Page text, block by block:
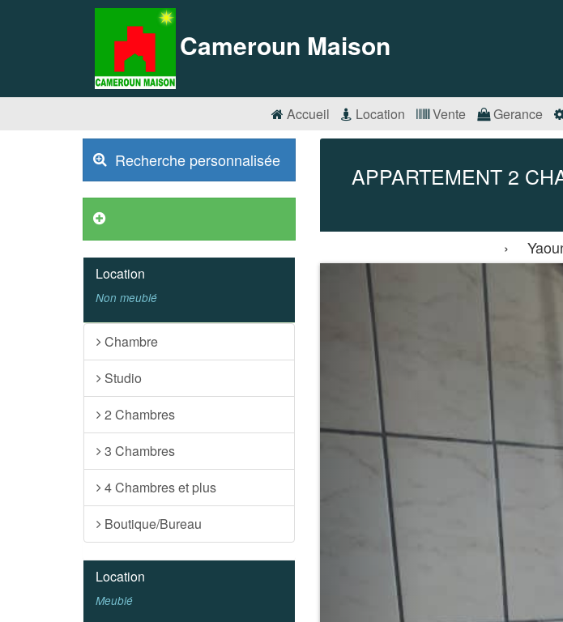
Cameroun Maison
Accueil Location Vente Gerance
Recherche personnalisée
Location
Non meublé
Chambre
Studio
2 Chambres
3 Chambres
4 Chambres et plus
Boutique/Bureau
Location
Meublé
APPARTEMENT 2
›
Précédent